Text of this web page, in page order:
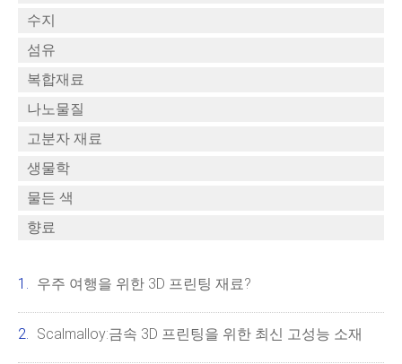
수지
섬유
복합재료
나노물질
고분자 재료
생물학
물든 색
향료
우주 여행을 위한 3D 프린팅 재료?
Scalmalloy:금속 3D 프린팅을 위한 최신 고성능 소재